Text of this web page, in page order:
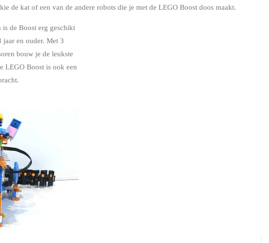
de kat of een van de andere robots die je met de LEGO Boost doos maakt.
de Boost erg geschikt
en ouder. Met 3
bouw je de leukste
LEGO Boost is ook een